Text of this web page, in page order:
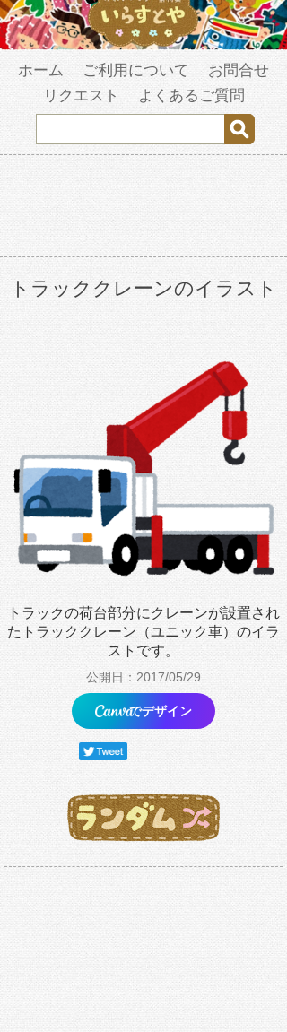
ホーム ご利用について
お問合せ
リクエスト
よくあるご質問
トラッククレーンのイラスト
トラックの荷台部分にクレーンが設置され
たトラッククレーン（ユニック車）のイラ
ストです。
公開日：2017/05/29
でデザイン